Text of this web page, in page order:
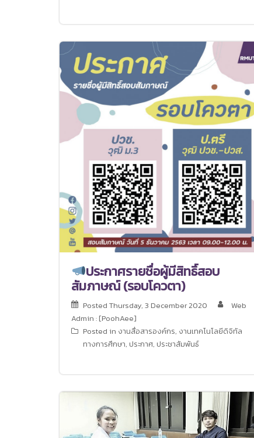
ประกาศรายชื่อผู้มีสิทธิ์สอบ
สัมภาษณ์ (รอบโควตา)
Posted Thursday, 3 December 2020
Web
Admin : [PoohAee]
Posted in งานสื่อสารองค์กร, งานเทคโนโลยีดิจิทัล
ทางการศึกษา, ประกาศ, ประชาสัมพันธ์